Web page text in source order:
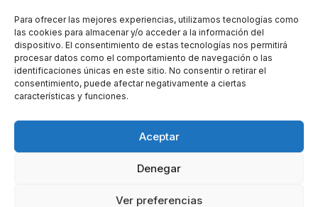
Para ofrecer las mejores experiencias, utilizamos tecnologías como
las cookies para almacenar y/o acceder a la información del
dispositivo. El consentimiento de estas tecnologías nos permitirá
procesar datos como el comportamiento de navegación o las
identificaciones únicas en este sitio. No consentir o retirar el
consentimiento, puede afectar negativamente a ciertas
características y funciones.
Aceptar
Denegar
Ver preferencias
Delmar Ingeniería incorpora a las mejores personas en
cada área y promueve su desarrollo.